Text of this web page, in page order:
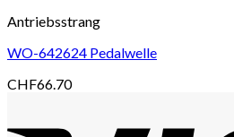
Antriebsstrang
WO-642624 Pedalwelle
CHF66.70